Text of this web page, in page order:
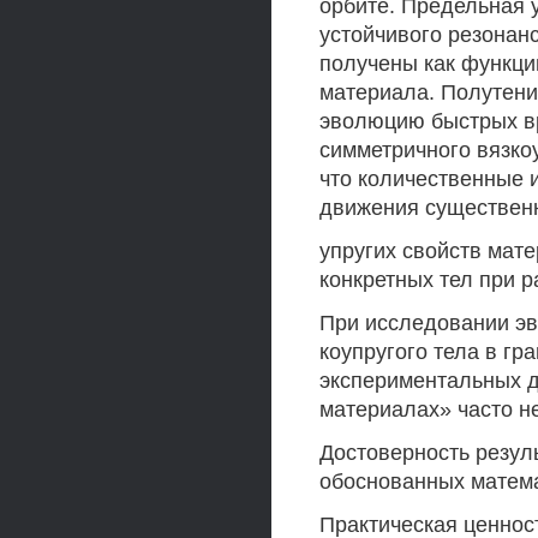
орбите. Предельная
устойчивого
получены как
материала.
эволюцию быстрых
симметричного
что количественные
движения
упругих свойств
конкретных тел при
При исследовании
коупругого тела в
экспериментальных
материалах» часто
Достоверность
обоснованных
Практическая